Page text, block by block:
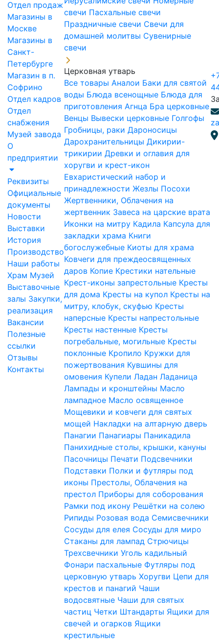
Отдел продаж
Магазины в
Москве
Магазины в
Санкт-
Петербурге
Магазин в п.
Софрино
Отдел кадров
Отдел
снабжения
Музей завода
О
предприятии
Реквизиты
Официальные
документы
Новости
Выставки
История
Производство
Наши работы
Храм Музей
Выставочные
залы Закупки,
реализация
Вакансии
Полезные
ссылки
Отзывы
Контакты
свечи Пасхальные свечи
Праздничные свечи Свечи для
домашней молитвы Сувенирные
свечи
Церковная утварь
Все товары Аналои Баки для святой
воды Блюда всенощные Блюда для
приготовления Агнца Бра церковные
Венцы Вывески церковные Голгофы
Гробницы, раки Дароносицы
Дарохранительницы Дикирии-
трикирии Древки и оглавия для
хоругви и крест-икон
Евхаристический набор и
принадлежности Жезлы Посохи
Жертвенники, Облачения на
жертвенник Завеса на царские врата
Иконки на митру Кадила Капсула для
закладки храма Книги
богослужебные Киоты для храма
Ковчеги для преждеосвященных
даров Копие Крестики нательные
Крест-иконы запрестольные Кресты
для дома Кресты на купол Кресты на
митру, клобук, скуфью Кресты
наперсные Кресты напрестольные
Кресты настенные Кресты
погребальные, могильные Кресты
поклонные Кропило Кружки для
пожертвования Кувшины для
омовения Купели Ладан Ладаница
Лампады и кронштейны Масло
лампадное Масло освященное
Мощевики и ковчеги для святых
мощей Накладки на алтарную дверь
Панагии Панагиары Паникадила
Панихидные столы, крышки, кануны
Пасочницы Печати Подсвечники
Подставки Полки и футляры под
иконы Престолы, Облачения на
престол Приборы для соборования
Рамки под икону Решётки на солею
Рипиды Розовая вода Семисвечники
Сосуды для елея Сосуды для миро
Стаканы для лампад Стрючицы
Трехсвечники Уголь кадильный
Фонари пасхальные Футляры под
церковную утварь Хоругви Цепи для
крестов и панагий Чаши
водосвятные Чаши для святых
частиц Четки Штандарты Ящики для
свечей и огарков Ящики
крестильные